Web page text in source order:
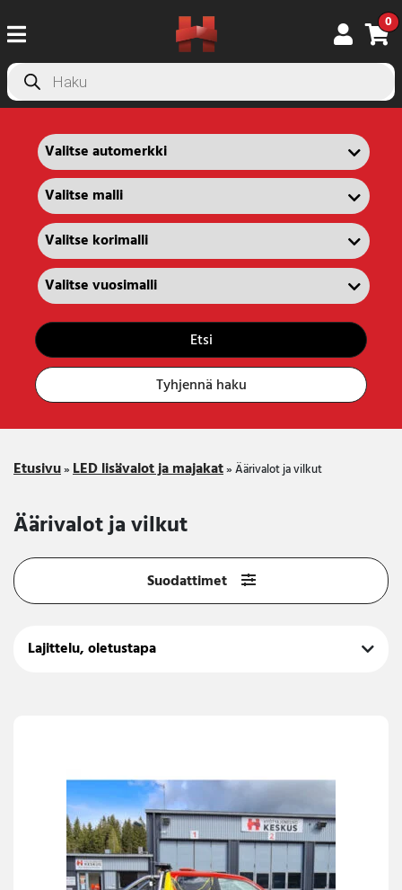
0
Products
search
Tyhjennä haku
Etsi
Etusivu»LED lisävalot ja majakat»Äärivalot ja vilkut
Äärivalot ja vilkut
Suodattimet